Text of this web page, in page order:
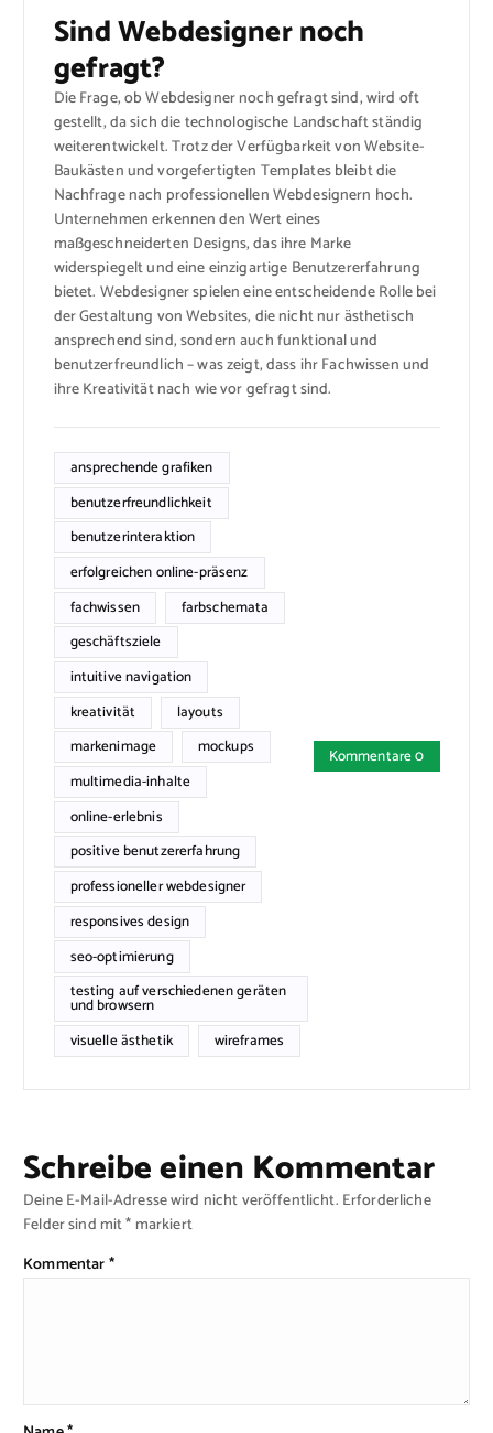
Sind Webdesigner noch
gefragt?
Die Frage, ob Webdesigner noch gefragt sind, wird oft
gestellt, da sich die technologische Landschaft ständig
weiterentwickelt. Trotz der Verfügbarkeit von Website-
Baukästen und vorgefertigten Templates bleibt die
Nachfrage nach professionellen Webdesignern hoch.
Unternehmen erkennen den Wert eines
maßgeschneiderten Designs, das ihre Marke
widerspiegelt und eine einzigartige Benutzererfahrung
bietet. Webdesigner spielen eine entscheidende Rolle bei
der Gestaltung von Websites, die nicht nur ästhetisch
ansprechend sind, sondern auch funktional und
benutzerfreundlich – was zeigt, dass ihr Fachwissen und
ihre Kreativität nach wie vor gefragt sind.
ansprechende grafiken
benutzerfreundlichkeit
benutzerinteraktion
erfolgreichen online-präsenz
fachwissen
farbschemata
geschäftsziele
intuitive navigation
kreativität
layouts
markenimage
mockups
multimedia-inhalte
online-erlebnis
positive benutzererfahrung
professioneller webdesigner
responsives design
seo-optimierung
testing auf verschiedenen geräten
und browsern
visuelle ästhetik
wireframes
Kommentare 0
Schreibe einen Kommentar
Deine E-Mail-Adresse wird nicht veröffentlicht. Erforderliche
Felder sind mit*markiert
Kommentar*